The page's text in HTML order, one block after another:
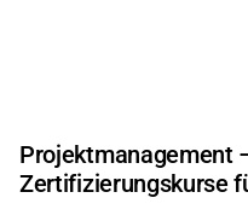
Projektmanagement
Zertifizierungskurse